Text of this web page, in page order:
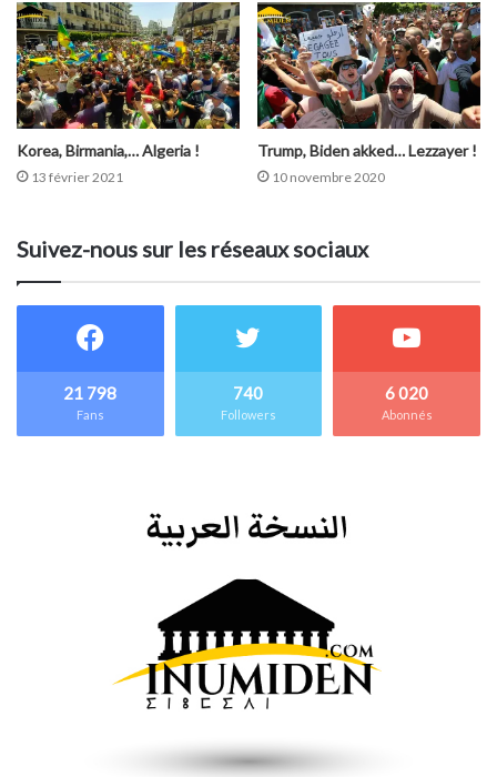
Korea, Birmania,… Algeria !
13 février 2021
Trump, Biden akked… Lezzayer !
10 novembre 2020
Suivez-nous sur les réseaux sociaux
21 798
Fans
740
Followers
6 020
Abonnés